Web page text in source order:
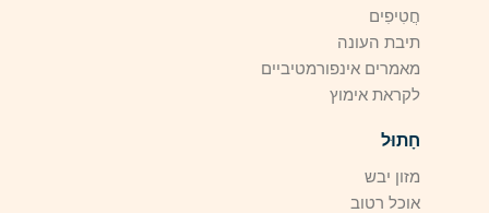
חֲטִיפִים
תיבת העונה
מאמרים אינפורמטיביים
לקראת אימוץ
חָתוּל
מזון יבש
אוכל רטוב